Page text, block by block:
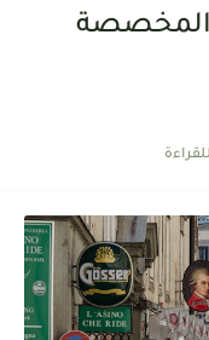
المخصصة